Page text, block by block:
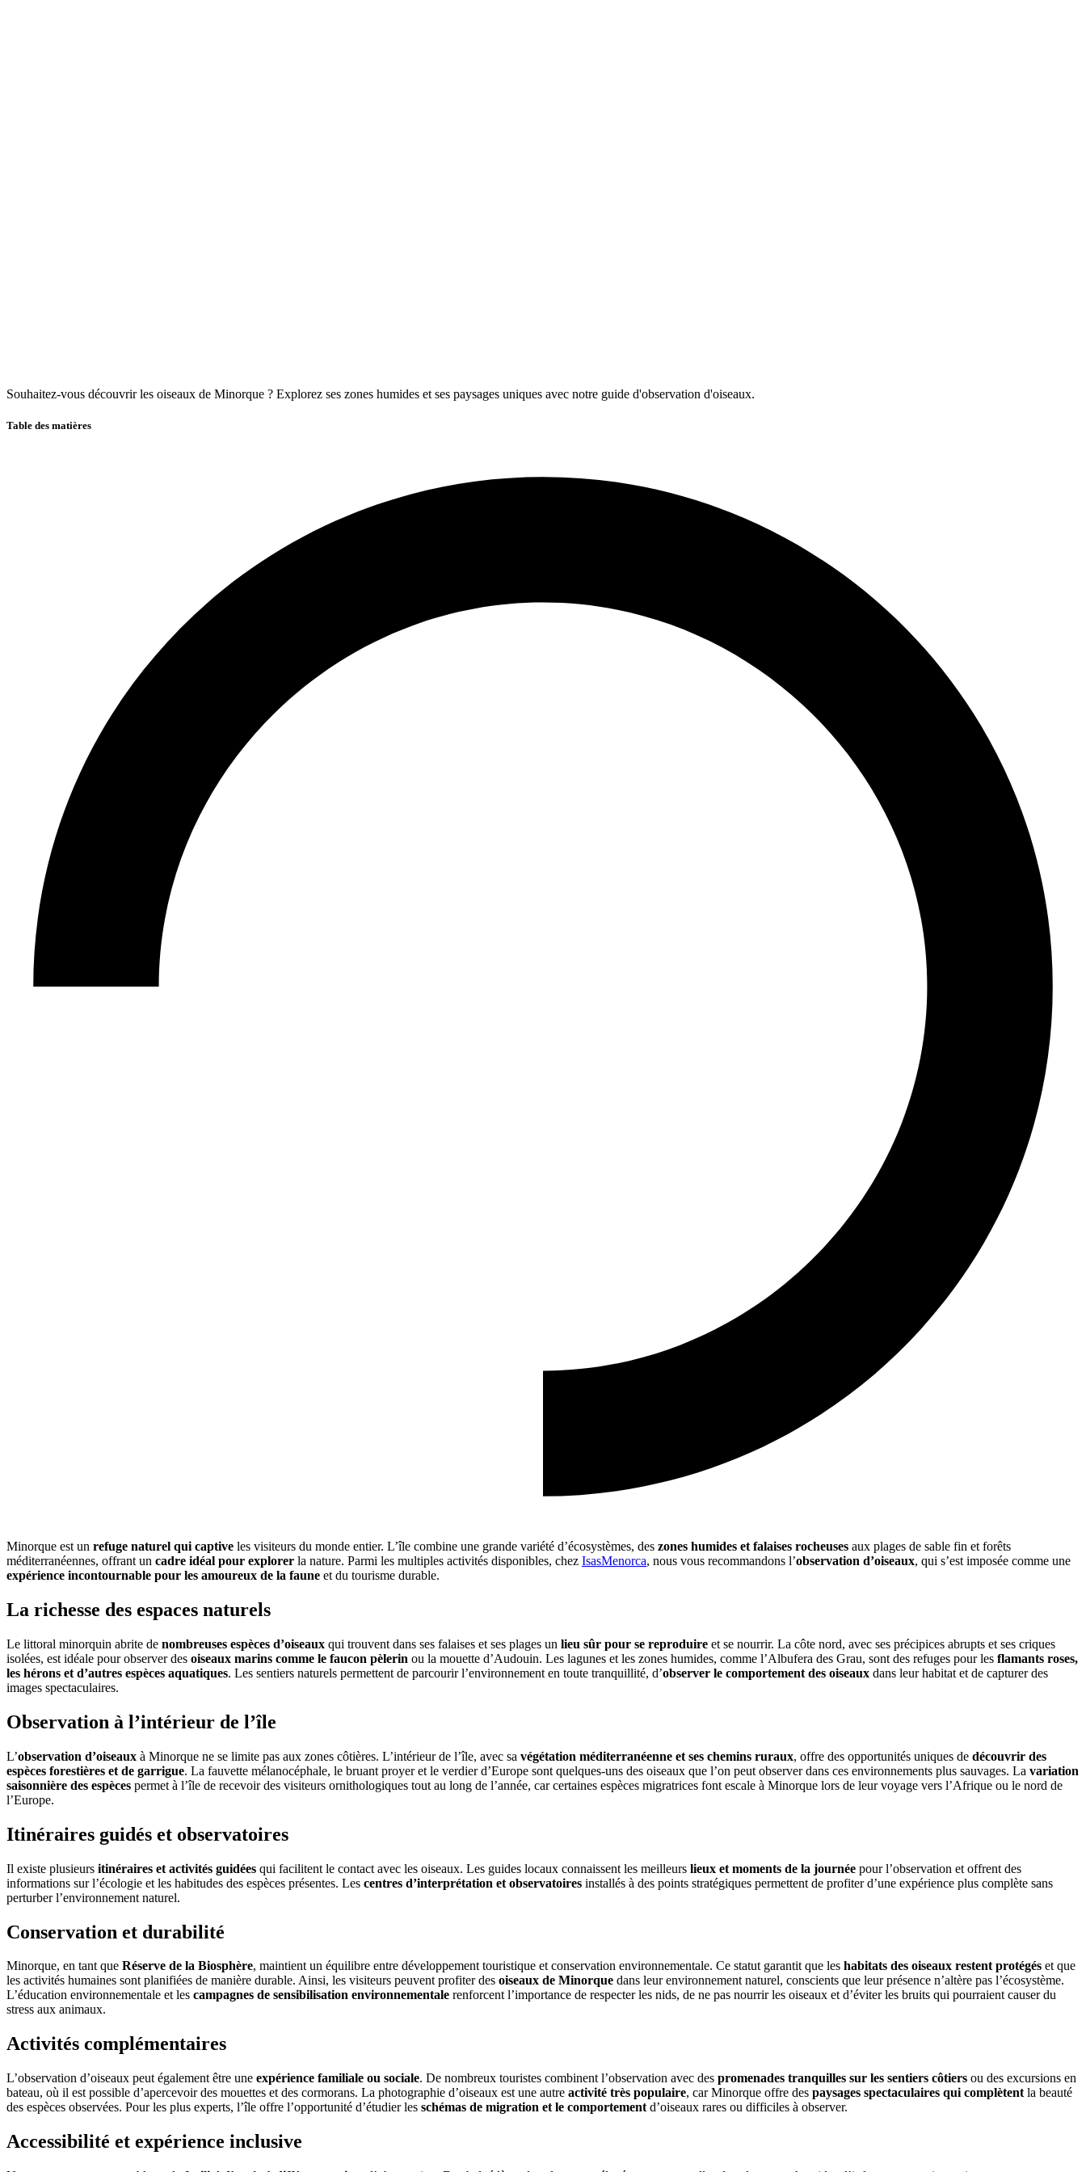
Souhaitez-vous découvrir les oiseaux de Minorque ? Explorez ses zones humides et ses paysages uniques avec notre guide d'observation d'oiseaux.
Table des matières
Minorque est un refuge naturel qui captive les visiteurs du monde entier. L’île combine une grande variété d’écosystèmes, des zones humides et falaises rocheuses aux plages de sable fin et forêts
méditerranéennes, offrant un cadre idéal pour explorer la nature. Parmi les multiples activités disponibles, chez IsasMenorca, nous vous recommandons l’observation d’oiseaux, qui s’est imposée comme une
expérience incontournable pour les amoureux de la faune et du tourisme durable.
La richesse des espaces naturels
Le littoral minorquin abrite de nombreuses espèces d’oiseaux qui trouvent dans ses falaises et ses plages un lieu sûr pour se reproduire et se nourrir. La côte nord, avec ses précipices abrupts et ses criques
isolées, est idéale pour observer des oiseaux marins comme le faucon pèlerin ou la mouette d’Audouin. Les lagunes et les zones humides, comme l’Albufera des Grau, sont des refuges pour les flamants roses,
les hérons et d’autres espèces aquatiques. Les sentiers naturels permettent de parcourir l’environnement en toute tranquillité, d’observer le comportement des oiseaux dans leur habitat et de capturer des
images spectaculaires.
Observation à l’intérieur de l’île
L’observation d’oiseaux à Minorque ne se limite pas aux zones côtières. L’intérieur de l’île, avec sa végétation méditerranéenne et ses chemins ruraux, offre des opportunités uniques de découvrir des
espèces forestières et de garrigue. La fauvette mélanocéphale, le bruant proyer et le verdier d’Europe sont quelques-uns des oiseaux que l’on peut observer dans ces environnements plus sauvages. La variation
saisonnière des espèces permet à l’île de recevoir des visiteurs ornithologiques tout au long de l’année, car certaines espèces migratrices font escale à Minorque lors de leur voyage vers l’Afrique ou le nord de
l’Europe.
Itinéraires guidés et observatoires
Il existe plusieurs itinéraires et activités guidées qui facilitent le contact avec les oiseaux. Les guides locaux connaissent les meilleurs lieux et moments de la journée pour l’observation et offrent des
informations sur l’écologie et les habitudes des espèces présentes. Les centres d’interprétation et observatoires installés à des points stratégiques permettent de profiter d’une expérience plus complète sans
perturber l’environnement naturel.
Conservation et durabilité
Minorque, en tant que Réserve de la Biosphère, maintient un équilibre entre développement touristique et conservation environnementale. Ce statut garantit que les habitats des oiseaux restent protégés et que
les activités humaines sont planifiées de manière durable. Ainsi, les visiteurs peuvent profiter des oiseaux de Minorque dans leur environnement naturel, conscients que leur présence n’altère pas l’écosystème.
L’éducation environnementale et les campagnes de sensibilisation environnementale renforcent l’importance de respecter les nids, de ne pas nourrir les oiseaux et d’éviter les bruits qui pourraient causer du
stress aux animaux.
Activités complémentaires
L’observation d’oiseaux peut également être une expérience familiale ou sociale. De nombreux touristes combinent l’observation avec des promenades tranquilles sur les sentiers côtiers ou des excursions en
bateau, où il est possible d’apercevoir des mouettes et des cormorans. La photographie d’oiseaux est une autre activité très populaire, car Minorque offre des paysages spectaculaires qui complètent la beauté
des espèces observées. Pour les plus experts, l’île offre l’opportunité d’étudier les schémas de migration et le comportement d’oiseaux rares ou difficiles à observer.
Accessibilité et expérience inclusive